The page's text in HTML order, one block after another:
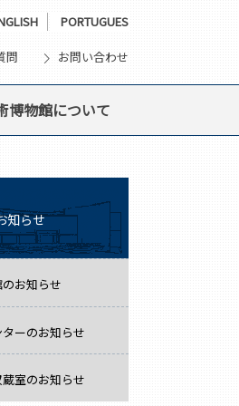
PORTUGUES
問 chevron_right お問い合わせ
博物館について
知らせ
お知らせ
ーのお知らせ
室のお知らせ